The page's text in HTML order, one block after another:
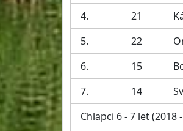
4.
21
5.
22
6.
15
7.
14
Chlapci 6 - 7 let (2018